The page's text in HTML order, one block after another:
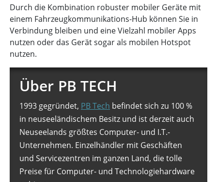
Durch die Kombination robuster mobiler Geräte mit
einem Fahrzeugkommunikations-Hub können Sie in
Verbindung bleiben und eine Vielzahl mobiler Apps
nutzen oder das Gerät sogar als mobilen Hotspot
nutzen.
Über PB TECH
1993 gegründet, PB Tech befindet sich zu 100 %
in neuseeländischem Besitz und ist derzeit auch
Neuseelands größtes Computer- und I.T.-
Unternehmen. Einzelhändler mit Geschäften
und Servicezentren im ganzen Land, die tolle
Preise für Computer- und Technologiehardware